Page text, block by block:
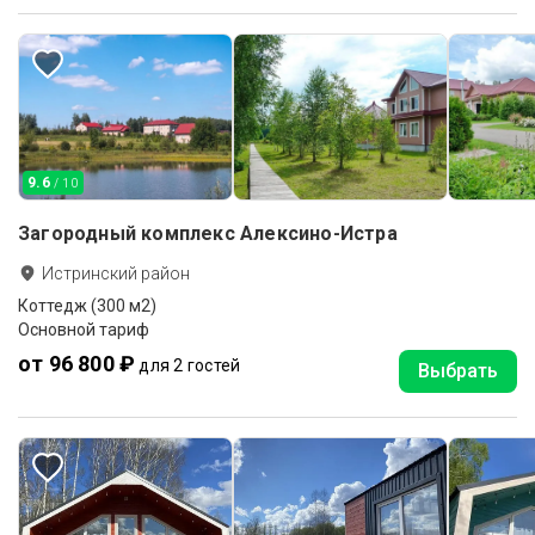
9.6 / 10
Загородный комплекс Алексино-Истра
Истринский район
Коттедж (300 м2)
Основной тариф
от 96 800 ₽ для 2 гостей Выбрать